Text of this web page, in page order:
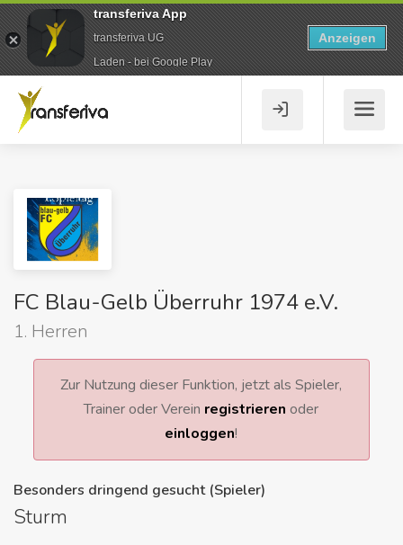
FC Blau-Gelb Überruhr 1974 e.V.
1. Herren
Zur Nutzung dieser Funktion, jetzt als Spieler,
Trainer oder Verein registrieren oder
einloggen!
Besonders dringend gesucht (Spieler)
Sturm
transferiva App
transferiva UG
Laden - bei Google Play
Anzeigen